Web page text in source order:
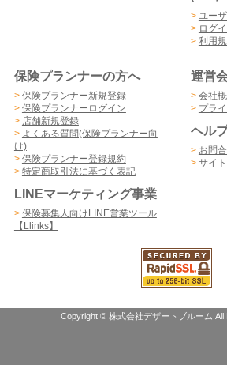
> ユー
> ログ
> 利用
保険プランナーの方へ
> 保険プランナー新規登録
> 保険プランナーログイン
> 店舗新規登録
> よくある質問(保険プランナー向
け)
> 保険プランナー登録規約
> 特定商取引法に基づく表記
LINEマーケティング事業
> 保険募集人向けLINE営業ツール
【Llinks】
運営
> 会社
> プラ
ヘル
> お問
> サイ
Copyright © 株式会社デザートブルーム All